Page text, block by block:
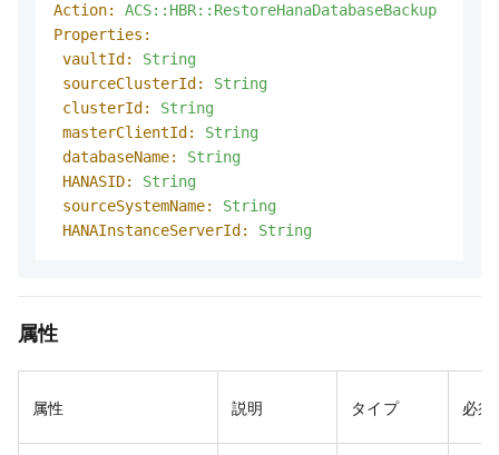
Action:
ACS::HBR::RestoreHanaDatabaseBackup
Properties:
vaultId:
String
sourceClusterId:
String
clusterId:
String
masterClientId:
String
databaseName:
String
HANASID:
String
sourceSystemName:
String
HANAInstanceServerId:
String
属性
属性 説明 タイプ 必須